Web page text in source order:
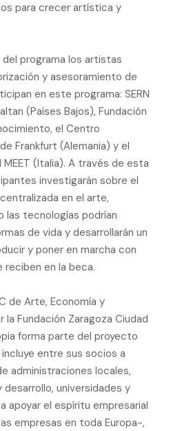
para crecer artística y
programa los artistas
y asesoramiento de
en este programa: SERN
(Países Bajos), Fundación
el Centro
Frankfurt (Alemania) y el
(Italia). A través de esta
investigarán sobre el
en el arte,
las tecnologías podrían
de vida y desarrollarán un
y poner en marcha con
en la beca.
de Arte, Economía y
la Fundación Zaragoza Ciudad
forma parte del proyecto
incluye entre sus socios a
administraciones locales,
universidades y
apoyar el espíritu empresarial
empresas en toda Europa-,